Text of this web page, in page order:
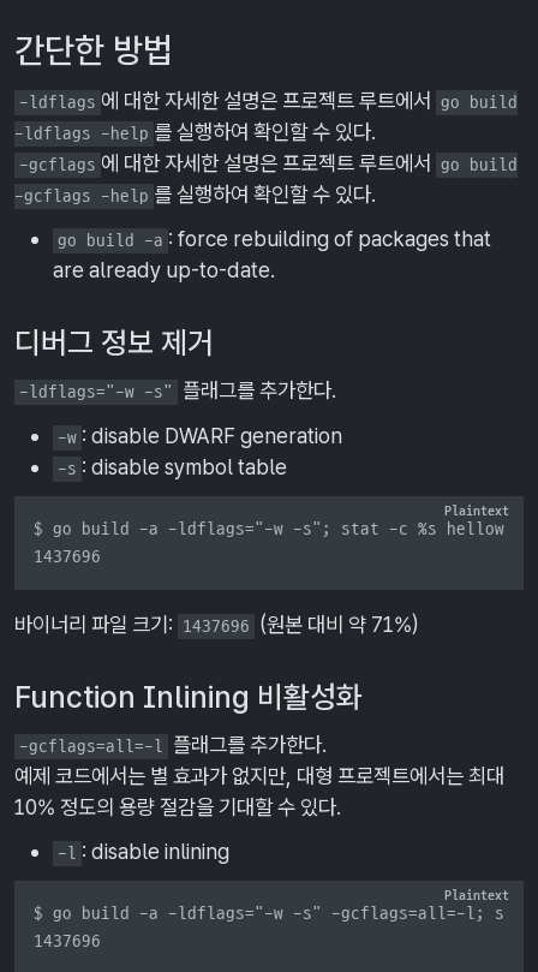
간단한 방법
-ldflags 에 대한 자세한 설명은 프로젝트 루트에서
go build
-ldflags -help 를 실행하여 확인할 수 있다.
-gcflags 에 대한 자세한 설명은 프로젝트 루트에서
go build
-gcflags -help 를 실행하여 확인할 수 있다.
go build -a : force rebuilding of packages that
are already up-to-date.
디버그 정보 제거
-ldflags="-w -s" 플래그를 추가한다.
-w : disable DWARF generation
-s : disable symbol table
$ go build -a -ldflags="-w -s"; stat -c %s
1437696
바이너리 파일 크기: 1437696 (원본 대비 약 71%)
Function Inlining 비활성화
-gcflags=all=-l 플래그를 추가한다.
예제 코드에서는 별 효과가 없지만, 대형 프로젝트에서는 최대
10% 정도의 용량 절감을 기대할 수 있다.
-l : disable inlining
$ go build -a -ldflags="-w -s" -gcflags=all=-l; stat
1437696